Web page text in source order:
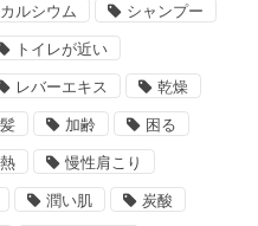
カルシウム シャンプー
トイレが近い
レバーエキス 乾燥
加齢 困る
慢性肩こり
潤い肌 炭酸